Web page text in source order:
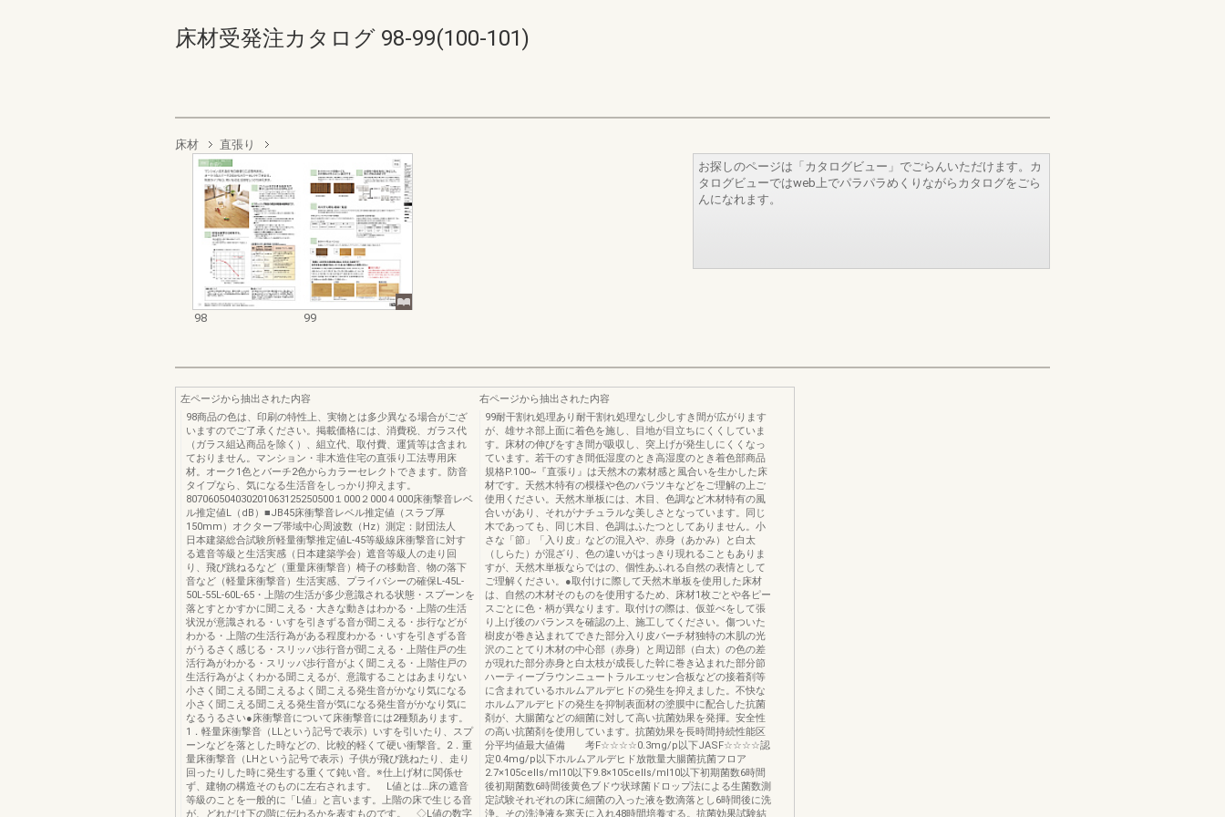
床材受発注カタログ 98-99(100-101)
床材 直張り
98 99
お探しのページは「カタログビュー」でごらんいただけます。カ
タログビューではweb上でパラパラめくりながらカタログをごら
んになれます。
左ページから抽出された内容
98商品の色は、印刷の特性上、実物とは多少異なる場合がござ
いますのでご了承ください。掲載価格には、消費税、ガラス代
（ガラス組込商品を除く）、組立代、取付費、運賃等は含まれ
ておりません。マンション・非木造住宅の直張り工法専用床
材。オーク1色とバーチ2色からカラーセレクトできます。防音
タイプなら、気になる生活音をしっかり抑えます。
807060504030201063125250500１000２000４000床衝撃音レベ
ル推定値L（dB）■JB45床衝撃音レベル推定値（スラブ厚
150mm）オクターブ帯域中心周波数（Hz）測定：財団法人
日本建築総合試験所軽量衝撃推定値L-45等級線床衝撃音に対す
る遮音等級と生活実感（日本建築学会）遮音等級人の走り回
り、飛び跳ねるなど（重量床衝撃音）椅子の移動音、物の落下
音など（軽量床衝撃音）生活実感、プライバシーの確保L-45L-
50L-55L-60L-65・上階の生活が多少意識される状態・スプーンを
落とすとかすかに聞こえる・大きな動きはわかる・上階の生活
状況が意識される・いすを引きずる音が聞こえる・歩行などが
わかる・上階の生活行為がある程度わかる・いすを引きずる音
がうるさく感じる・スリッパ歩行音が聞こえる・上階住戸の生
活行為がわかる・スリッパ歩行音がよく聞こえる・上階住戸の
生活行為がよくわかる聞こえるが、意識することはあまりない
小さく聞こえる聞こえるよく聞こえる発生音がかなり気になる
小さく聞こえる聞こえる発生音が気になる発生音がかなり気に
なるうるさい●床衝撃音について床衝撃音には2種類あります。
1．軽量床衝撃音（LLという記号で表示）いすを引いたり、スプ
ーンなどを落とした時などの、比較的軽くて硬い衝撃音。2．重
量床衝撃音（LHという記号で表示）子供が飛び跳ねたり、走り
回ったりした時に発生する重くて鈍い音。※仕上げ材に関係せ
ず、建物の構造そのものに左右されます。 L値とは…床の遮音
等級のことを一般的に「L値」と言います。上階の床で生じる音
が、どれだけ下の階に伝わるかを表すものです。 ◇L値の数字
右ページから抽出された内容
99耐干割れ処理あり耐干割れ処理なし少しすき間が広がります
が、雄サネ部上面に着色を施し、目地が目立ちにくくしていま
す。床材の伸びをすき間が吸収し、突上げが発生しにくくなっ
ています。若干のすき間低湿度のとき高湿度のとき着色部商品
規格P.100~『直張り』は天然木の素材感と風合いを生かした床
材です。天然木特有の模様や色のバラツキなどをご理解の上ご
使用ください。天然木単板には、木目、色調など木材特有の風
合いがあり、それがナチュラルな美しさとなっています。同じ
木であっても、同じ木目、色調はふたつとしてありません。小
さな「節」「入り皮」などの混入や、赤身（あかみ）と白太
（しらた）が混ざり、色の違いがはっきり現れることもありま
すが、天然木単板ならではの、個性あふれる自然の表情として
ご理解ください。●取付けに際して天然木単板を使用した床材
は、自然の木材そのものを使用するため、床材1枚ごとや各ピー
スごとに色・柄が異なります。取付けの際は、仮並べをして張
り上げ後のバランスを確認の上、施工してください。傷ついた
樹皮が巻き込まれてできた部分入り皮バーチ材独特の木肌の光
沢のことてり木材の中心部（赤身）と周辺部（白太）の色の差
が現れた部分赤身と白太枝が成長した幹に巻き込まれた部分節
ハーティーブラウンニュートラルエッセン合板などの接着剤等
に含まれているホルムアルデヒドの発生を抑えました。不快な
ホルムアルデヒドの発生を抑制表面材の塗膜中に配合した抗菌
剤が、大腸菌などの細菌に対して高い抗菌効果を発揮。安全性
の高い抗菌剤を使用しています。抗菌効果を長時間持続性能区
分平均値最大値備 考F☆☆☆☆0.3mg/p以下JASF☆☆☆☆認
定0.4mg/p以下ホルムアルデヒド放散量大腸菌抗菌フロア
2.7×105cells/ml10以下9.8×105cells/ml10以下初期菌数6時間
後初期菌数6時間後黄色ブドウ状球菌ドロップ法による生菌数測
定試験それぞれの床に細菌の入った液を数滴落とし6時間後に洗
浄。その洗浄液を寒天に入れ48時間培養する。抗菌効果試験結